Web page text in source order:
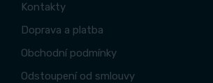
Kontakty
Doprava a platba
Obchodní podmínky
Odstoupení od smlouvy